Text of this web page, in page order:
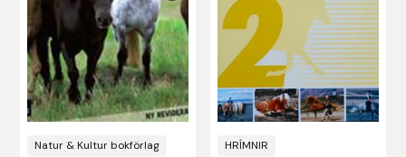
Natur & Kultur bokförlag HRÍMNIR
TOPREITER
Trikem
Tunahaken